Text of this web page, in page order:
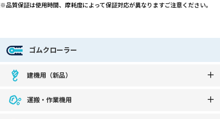
※品質保証は使用時間、摩耗度によって保証対応が異なりますご注意ください。
ゴムクローラー
建機用（新品）
運搬・作業機用